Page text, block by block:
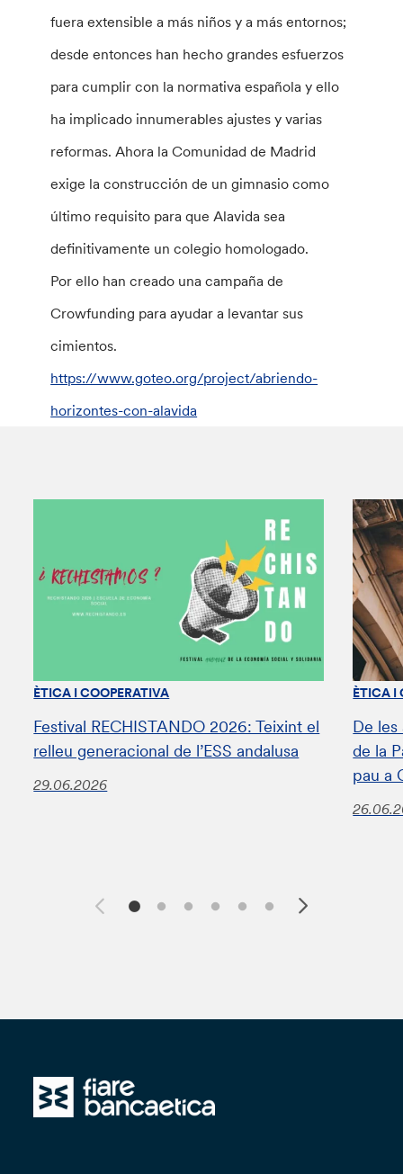
fuera extensible a más niños y a más entornos;
desde entonces han hecho grandes esfuerzos
para cumplir con la normativa española y ello
ha implicado innumerables ajustes y varias
reformas. Ahora la Comunidad de Madrid
exige la construcción de un gimnasio como
último requisito para que Alavida sea
definitivamente un colegio homologado.
Por ello han creado una campaña de
Crowfunding para ayudar a levantar sus
cimientos.
https://www.goteo.org/project/abriendo-
horizontes-con-alavida
ÈTICA I COOPERATIVA
Festival RECHISTANDO 2026: Teixint el
relleu generacional de l’ESS andalusa
29.06.2026
ÈTICA I
De les
de la
pau a